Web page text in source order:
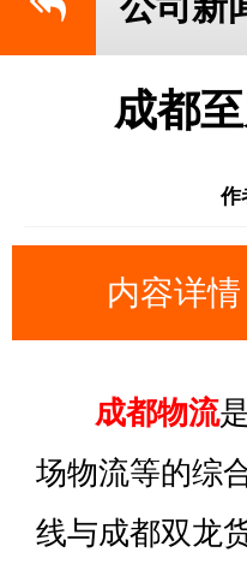
成都
作
内容详情
成都物流
场物流等的综
线与成都双龙